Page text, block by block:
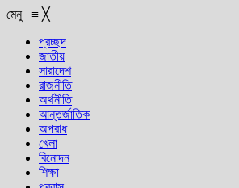
মেনু ≡ ╳
প্রচ্ছদ
জাতীয়
সারাদেশ
রাজনীতি
অর্থনীতি
আন্তর্জাতিক
অপরাধ
খেলা
বিনোদন
শিক্ষা